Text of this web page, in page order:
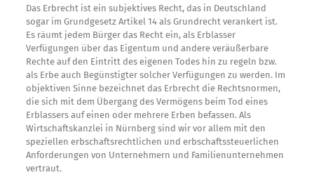
Das Erbrecht ist ein subjektives Recht, das in Deutschland
sogar im Grundgesetz Artikel 14 als Grundrecht verankert ist.
Es räumt jedem Bürger das Recht ein, als Erblasser
Verfügungen über das Eigentum und andere veräußerbare
Rechte auf den Eintritt des eigenen Todes hin zu regeln bzw.
als Erbe auch Begünstigter solcher Verfügungen zu werden. Im
objektiven Sinne bezeichnet das Erbrecht die Rechtsnormen,
die sich mit dem Übergang des Vermögens beim Tod eines
Erblassers auf einen oder mehrere Erben befassen. Als
Wirtschaftskanzlei in Nürnberg sind wir vor allem mit den
speziellen erbschaftsrechtlichen und erbschaftssteuerlichen
Anforderungen von Unternehmern und Familienunternehmen
vertraut.